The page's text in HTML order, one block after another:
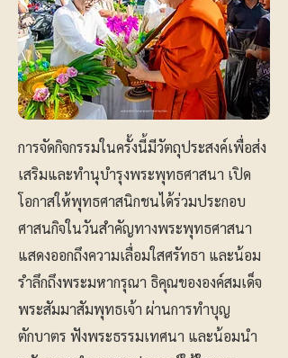
การจัดกิจกรรมในครั้งนี้มีวัตถุประสงค์เพื่อส่ง
เสริมและทำนุบำรุงพระพุทธศาสนา เปิด
โอกาสให้พุทธศาสนิกชนได้ร่วมประกอบ
ศาสนกิจในวันสำคัญทางพระพุทธศาสนา
แสดงออกถึงความเลื่อมใสศรัทธา และน้อม
รำลึกถึงพระมหากรุณา ธิคุณขององค์สมเด็จ
พระสัมมาสัมพุทธเจ้า ผ่านการทำบุญ
ตักบาตร ฟังพระธรรมเทศนา และน้อมนำ